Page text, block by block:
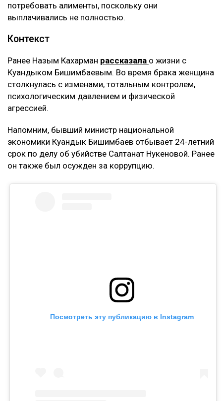
потребовать алименты, поскольку они
выплачивались не полностью.
Контекст
Ранее Назым Кахарман рассказала о жизни с
Куандыком Бишимбаевым. Во время брака женщина
столкнулась с изменами, тотальным контролем,
психологическим давлением и физической
агрессией.
Напомним, бывший министр национальной
экономики Куандык Бишимбаев отбывает 24-летний
срок по делу об убийстве Салтанат Нукеновой. Ранее
он также был осужден за коррупцию.
Посмотреть эту публикацию в Instagram